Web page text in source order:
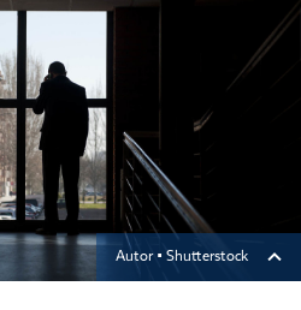
Autor ▪ Shutterstock